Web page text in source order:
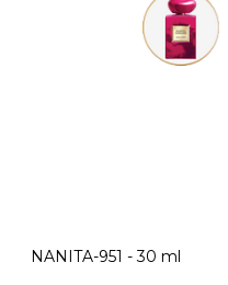
NANITA-951 - 30 ml